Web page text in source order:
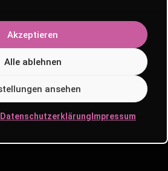
Akzeptieren
Alle ablehnen
ansehen
Datenschutzerklärung Impressum